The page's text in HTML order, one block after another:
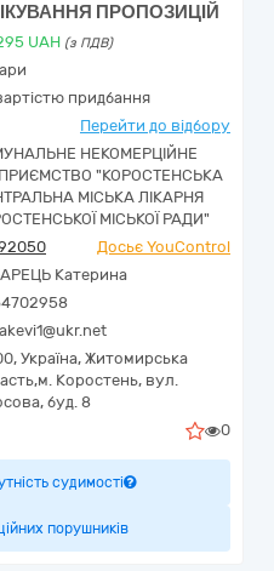
ПРОПОЗИЦІЙ
UAH (з ПДВ)
придбання
Перейти до відбору
НЕКОМЕРЦІЙНЕ
"КОРОСТЕНСЬКА
МІСЬКА ЛІКАРНЯ
МІСЬКОЇ РАДИ"
Досьє YouControl
Катерина
Україна, Житомирська
м. Коростень, вул.
буд. 8
0
судимості
порушників